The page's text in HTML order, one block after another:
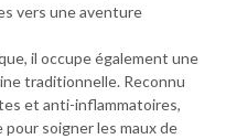
vers une aventure
il occupe également une
traditionnelle. Reconnu
et anti-inflammatoires,
soigner les maux de